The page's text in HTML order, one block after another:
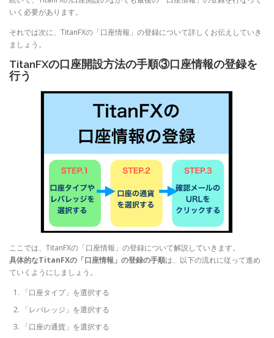
いく必要があります。
それでは次に、TitanFXの「口座情報」の登録について詳しくお伝えしていき
ましょう。
TitanFXの口座開設方法の手順③口座情報の登録を
行う
ここでは、TitanFXの「口座情報」の登録について解説していきます。
具体的なTitanFXの「口座情報」の登録の手順は、以下の流れに従って進め
ていくようにしましょう。
「口座タイプ」を選択する
「レバレッジ」を選択する
「口座の通貨」を選択する